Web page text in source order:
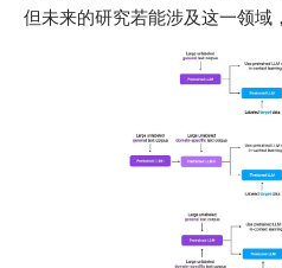
但未来的研究若能涉及这一领域